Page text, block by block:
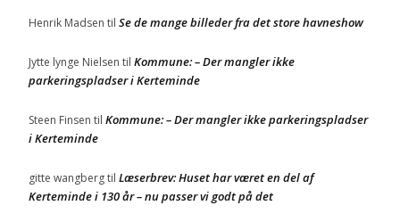
Henrik Madsen til Se de mange billeder fra det store havneshow
Jytte lynge Nielsen til Kommune: – Der mangler ikke
parkeringspladser i Kerteminde
Steen Finsen til Kommune: – Der mangler ikke parkeringspladser
i Kerteminde
gitte wangbergtil Læserbrev: Huset har været en del af
Kerteminde i 130 år – nu passer vi godt på det